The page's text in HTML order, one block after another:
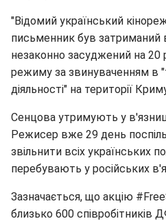
"Відомий український
письменник був затриманий
незаконно засуджений на 20
режиму за звинуваченням в
діяльності" на території
Сенцова утримують у
Режисер вже 29 день
звільнити всіх українських
перебувають у російських
Зазначається, що акцію
близько 600 співробітників